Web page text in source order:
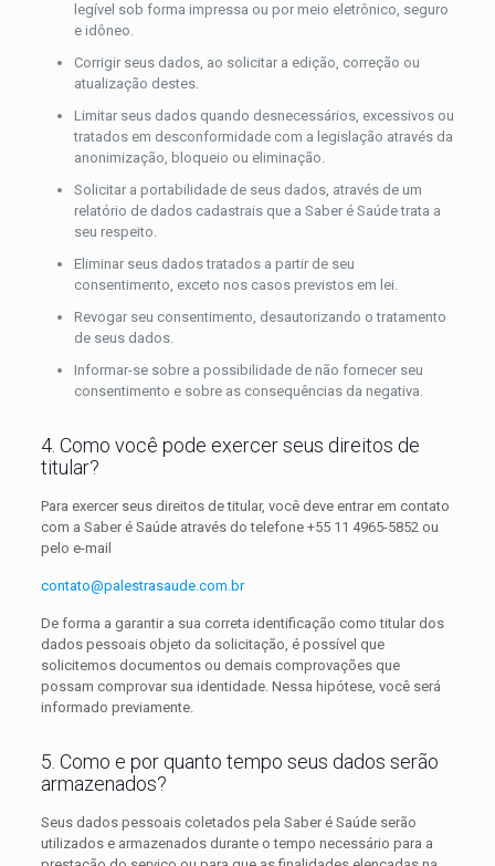
legível sob forma impressa ou por meio eletrônico, seguro
e idôneo.
Corrigir seus dados, ao solicitar a edição, correção ou
atualização destes.
Limitar seus dados quando desnecessários, excessivos ou
tratados em desconformidade com a legislação através da
anonimização, bloqueio ou eliminação.
Solicitar a portabilidade de seus dados, através de um
relatório de dados cadastrais que a Saber é Saúde trata a
seu respeito.
Eliminar seus dados tratados a partir de seu
consentimento, exceto nos casos previstos em lei.
Revogar seu consentimento, desautorizando o tratamento
de seus dados.
Informar-se sobre a possibilidade de não fornecer seu
consentimento e sobre as consequências da negativa.
4. Como você pode exercer seus direitos de
titular?
Para exercer seus direitos de titular, você deve entrar em contato
com a Saber é Saúde através do telefone +55 11 4965-5852 ou
pelo e-mail
contato@palestrasaude.com.br
De forma a garantir a sua correta identificação como titular dos
dados pessoais objeto da solicitação, é possível que
solicitemos documentos ou demais comprovações que
possam comprovar sua identidade. Nessa hipótese, você será
informado previamente.
5. Como e por quanto tempo seus dados serão
armazenados?
Seus dados pessoais coletados pela Saber é Saúde serão
utilizados e armazenados durante o tempo necessário para a